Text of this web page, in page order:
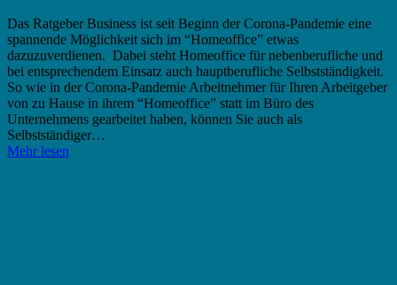
Das Ratgeber Business ist seit Beginn der Corona-Pandemie eine
spannende Möglichkeit sich im “Homeoffice” etwas
dazuzuverdienen. Dabei steht Homeoffice für nebenberufliche und
bei entsprechendem Einsatz auch hauptberufliche Selbstständigkeit.
So wie in der Corona-Pandemie Arbeitnehmer für Ihren Arbeitgeber
von zu Hause in ihrem “Homeoffice” statt im Büro des
Unternehmens gearbeitet haben, können Sie auch als
Selbstständiger…
Mehr lesen